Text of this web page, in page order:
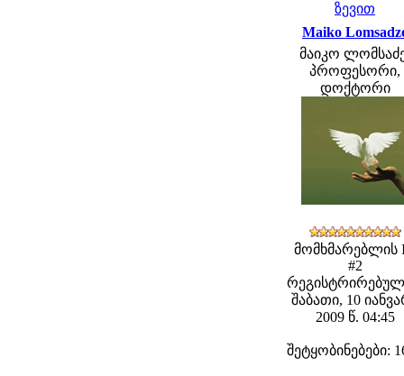
ზევით
Maiko
მაიკო
პროფესორი,
დოქტორი
მომხმარებლის
#2
შაბათი, 10
2009 წ. 04:45
შეტყობინებები: